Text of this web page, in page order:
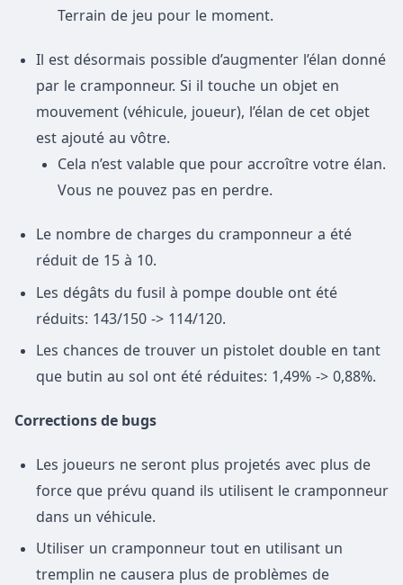
Terrain de jeu pour le moment.
Il est désormais possible d’augmenter l’élan donné
par le cramponneur. Si il touche un objet en
mouvement (véhicule, joueur), l’élan de cet objet
est ajouté au vôtre.
Cela n’est valable que pour accroître votre élan.
Vous ne pouvez pas en perdre.
Le nombre de charges du cramponneur a été
réduit de 15 à 10.
Les dégâts du fusil à pompe double ont été
réduits: 143/150 -> 114/120.
Les chances de trouver un pistolet double en tant
que butin au sol ont été réduites: 1,49% -> 0,88%.
Corrections de bugs
Les joueurs ne seront plus projetés avec plus de
force que prévu quand ils utilisent le cramponneur
dans un véhicule.
Utiliser un cramponneur tout en utilisant un
tremplin ne causera plus de problèmes de